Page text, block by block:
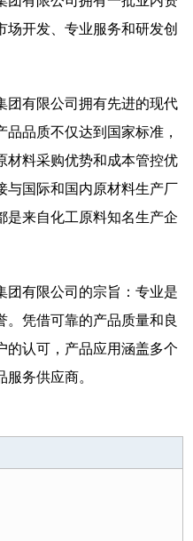
开发、专业服务和研发创
团有限公司拥有先进的现代
品质不仅达到国家标准，
材料采购优势和成本管控优
与国际和国内原材料生产厂
是来自化工原料知名生产企
团有限公司的宗旨：专业是
。凭借可靠的产品质量和良
的认可，产品应用涵盖多个
务供应商。